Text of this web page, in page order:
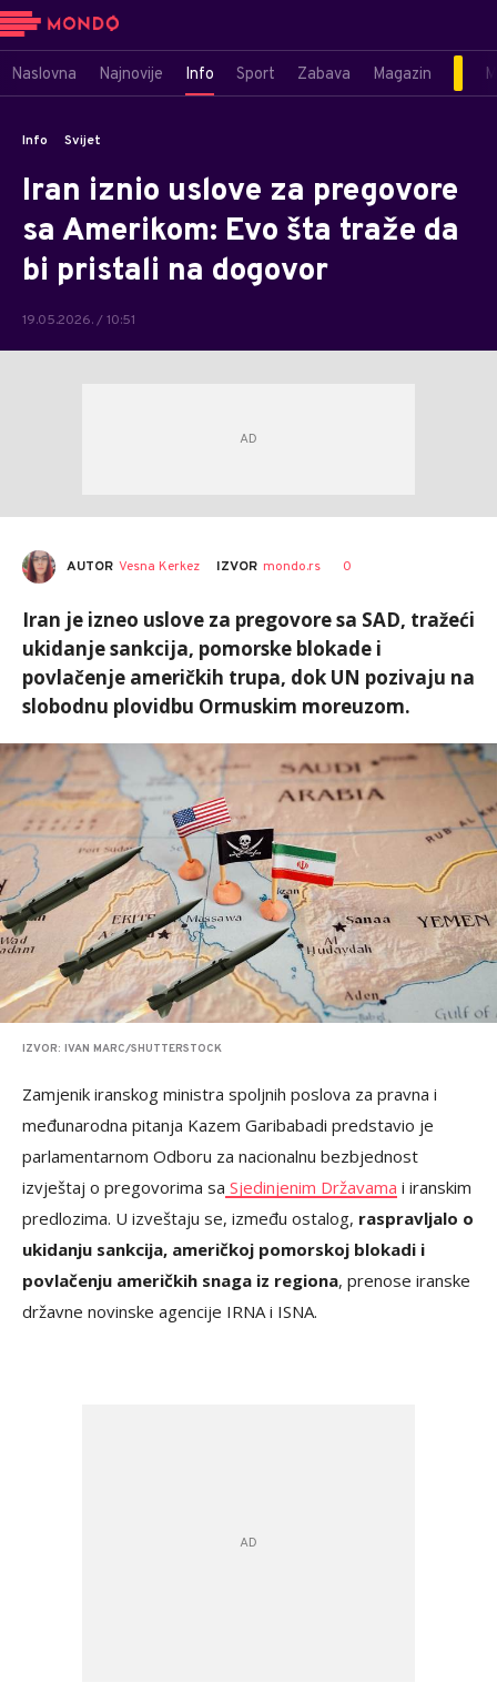
Naslovna Najnovije Info Sport Zabava Magazin
Info Svijet
Iran iznio uslove za pregovore
sa Amerikom: Evo šta traže da
bi pristali na dogovor
19.05.2026. / 10:51
AUTOR Vesna Kerkez IZVOR mondo.rs 0
Iran je izneo uslove za pregovore sa SAD, tražeći
ukidanje sankcija, pomorske blokade i
povlačenje američkih trupa, dok UN pozivaju na
slobodnu plovidbu Ormuskim moreuzom.
IZVOR: IVAN MARC/SHUTTERSTOCK
Zamjenik iranskog ministra spoljnih poslova za pravna i
međunarodna pitanja Kazem Garibabadi predstavio je
parlamentarnom Odboru za nacionalnu bezbjednost
izvještaj o pregovorima sa Sjedinjenim Državama i iranskim
predlozima. U izveštaju se, između ostalog, raspravljalo o
ukidanju sankcija, američkoj pomorskoj blokadi i
povlačenju američkih snaga iz regiona, prenose iranske
državne novinske agencije IRNA i ISNA.